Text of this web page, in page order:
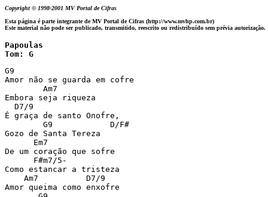
Copyright © 1998-2001 MV Portal de Cifras
Esta página é parte integrante de MV Portal de Cifras (http://www.mvhp.com.br)
Este material não pode ser publicado, transmitido, reescrito ou redistribuído sem prévia autorização.
Papoulas
Tom: G
G9
Amor não se guarda em cofre
        Am7
Embora seja riqueza
  D7/9
É graça de santo Onofre,
        G9            D/F#
Gozo de Santa Tereza
      Em7
De um coração que sofre
      F#m7/5-
Como estancar a tristeza
    Am7          D7/9
Amor queima como enxofre